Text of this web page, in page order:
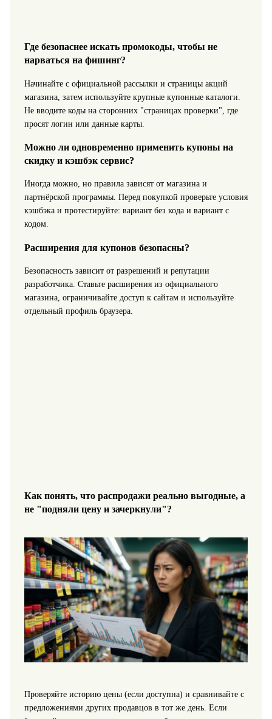
Где безопаснее искать промокоды, чтобы не
нарваться на фишинг?
Начинайте с официальной рассылки и страницы акций
магазина, затем используйте крупные купонные каталоги.
Не вводите коды на сторонних "страницах проверки", где
просят логин или данные карты.
Можно ли одновременно применить купоны на
скидку и кэшбэк сервис?
Иногда можно, но правила зависят от магазина и
партнёрской программы. Перед покупкой проверьте условия
кэшбэка и протестируйте: вариант без кода и вариант с
кодом.
Расширения для купонов безопасны?
Безопасность зависит от разрешений и репутации
разработчика. Ставьте расширения из официального
магазина, ограничивайте доступ к сайтам и используйте
отдельный профиль браузера.
Как понять, что распродажи реально выгодные, а
не "подняли цену и зачеркнули"?
Проверяйте историю цены (если доступна) и сравнивайте с
предложениями других продавцов в тот же день. Если